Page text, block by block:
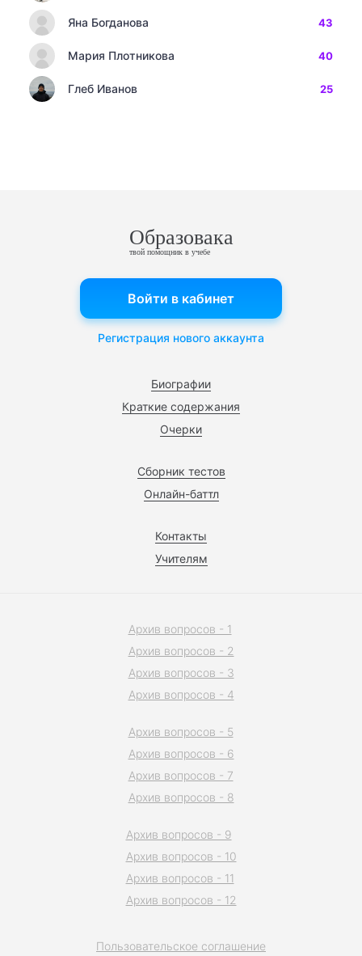
Яна Богданова 43
Мария Плотникова 40
Глеб Иванов 25
Образовака
твой помощник в учебе
Биографии
Краткие содержания
Очерки
Сборник тестов
Онлайн-баттл
Контакты
Учителям
Войти в кабинет
Регистрация нового аккаунта
Пользовательское соглашение
Архив вопросов - 1
Архив вопросов - 2
Архив вопросов - 3
Архив вопросов - 4
Архив вопросов - 5
Архив вопросов - 6
Архив вопросов - 7
Архив вопросов - 8
Архив вопросов - 9
Архив вопросов - 10
Архив вопросов - 11
Архив вопросов - 12